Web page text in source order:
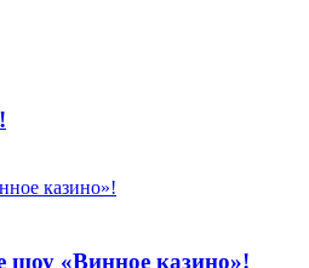
шоу «Винное казино»!